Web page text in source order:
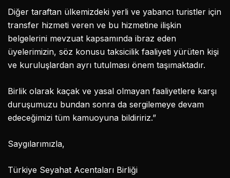
Diğer taraftan ülkemizdeki yerli ve yabancı turistler için
transfer hizmeti veren ve bu hizmetine ilişkin
belgelerini mevzuat kapsamında ibraz eden
üyelerimizin, söz konusu taksicilik faaliyeti yürüten kişi
ve kuruluşlardan ayrı tutulması önem taşımaktadır.
Birlik olarak kaçak ve yasal olmayan faaliyetlere karşı
duruşumuzu bundan sonra da sergilemeye devam
edeceğimizi tüm kamuoyuna bildiririz.”
Saygılarımızla,
Türkiye Seyahat Acentaları Birliği